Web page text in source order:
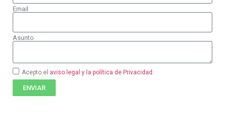
Email
Asunto
Acepto el aviso legal y la política de Privacidad
ENVIAR